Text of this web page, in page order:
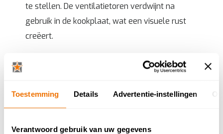
Toestemming Details Advertentie-instellingen
Verantwoord gebruik van uw gegevens
te stellen. De ventilatietoren verdwijnt na
gebruik in de kookplaat, wat een visuele rust
creëert.